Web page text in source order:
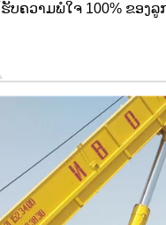
ບຄວາມພໍໃຈ 100% ຂອງລູ